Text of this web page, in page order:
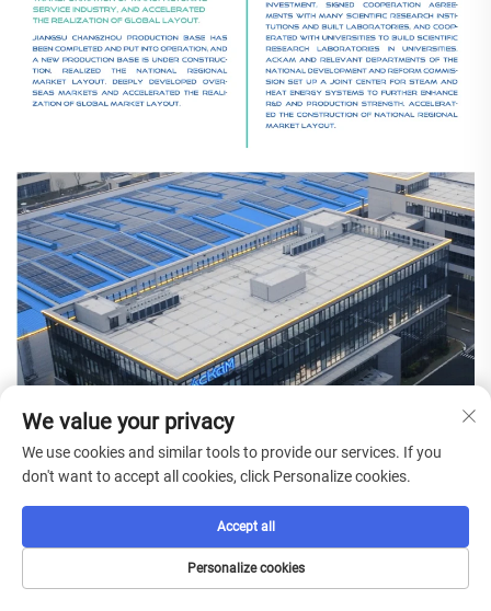
We value your privacy
We use cookies and similar tools to provide our services. If you
don't want to accept all cookies, click Personalize cookies.
Personalize cookies
Accept all